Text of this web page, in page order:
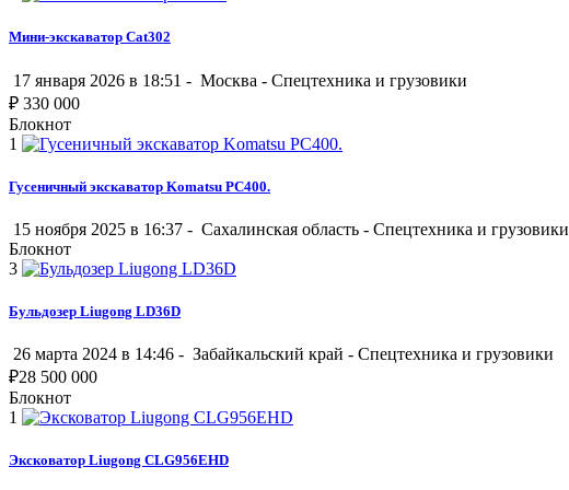
Мини-экскаватор Cat302
17 января 2026 в 18:51 - Москва - Спецтехника и грузовики
₽ 330 000
Блокнот
1
Гусеничный экскаватор Komatsu PC400.
15 ноября 2025 в 16:37 - Сахалинская область - Спецтехника и грузовики
Блокнот
3
Бульдозер Liugong LD36D
26 марта 2024 в 14:46 - Забайкальский край - Спецтехника и грузовики
₽28 500 000
Блокнот
1
Эксковатор Liugong CLG956EHD